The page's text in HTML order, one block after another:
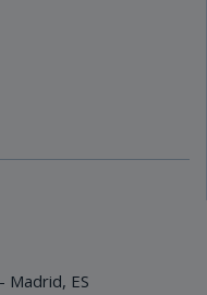
Madrid, ES